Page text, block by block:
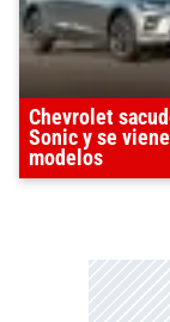
Chevrolet
Sonic y se
modelos